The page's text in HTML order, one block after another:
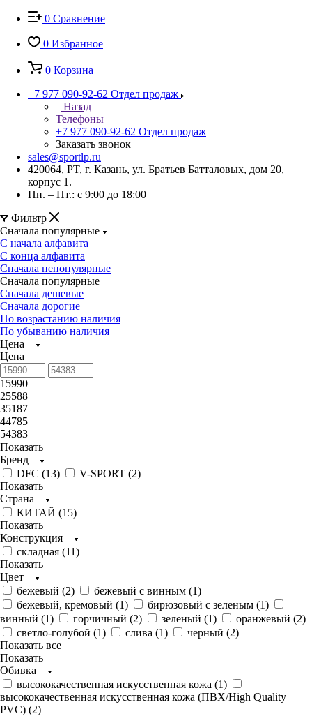
0 Сравнение
0 Избранное
0 Корзина
+7 977 090-92-62 Отдел продаж
Назад
Телефоны
+7 977 090-92-62 Отдел продаж
Заказать звонок
sales@sportlp.ru
420064, PT, г. Казань, ул. Братьев Батталовых, дом 20,
корпус 1.
Пн. – Пт.: с 9:00 до 18:00
Фильтр
Сначала популярные
С начала алфавита
С конца алфавита
Сначала непопулярные
Сначала популярные
Сначала дешевые
Сначала дорогие
По возрастанию наличия
По убыванию наличия
Цена
Цена
15990
25588
35187
44785
54383
Показать
Бренд
DFC (13) V-SPORT (2)
Показать
Страна
КИТАЙ (15)
Показать
Конструкция
складная (11)
Показать
Цвет
бежевый (2) бежевый с винным (1)
бежевый, кремовый (1) бирюзовый с зеленым (1)
винный (1) горчичный (2) зеленый (1) оранжевый (2)
светло-голубой (1) слива (1) черный (2)
Показать все
Показать
Обивка
высококачественная искусственная кожа (1)
высококачественная искусственная кожа (ПВХ/High Quality
PVC) (2)